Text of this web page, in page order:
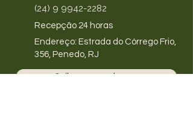
(24) 9 9942-2282
Recepção 24 horas
Endereço: Estrada do Córrego Frio,
356, Penedo, RJ
Saiba como chegar